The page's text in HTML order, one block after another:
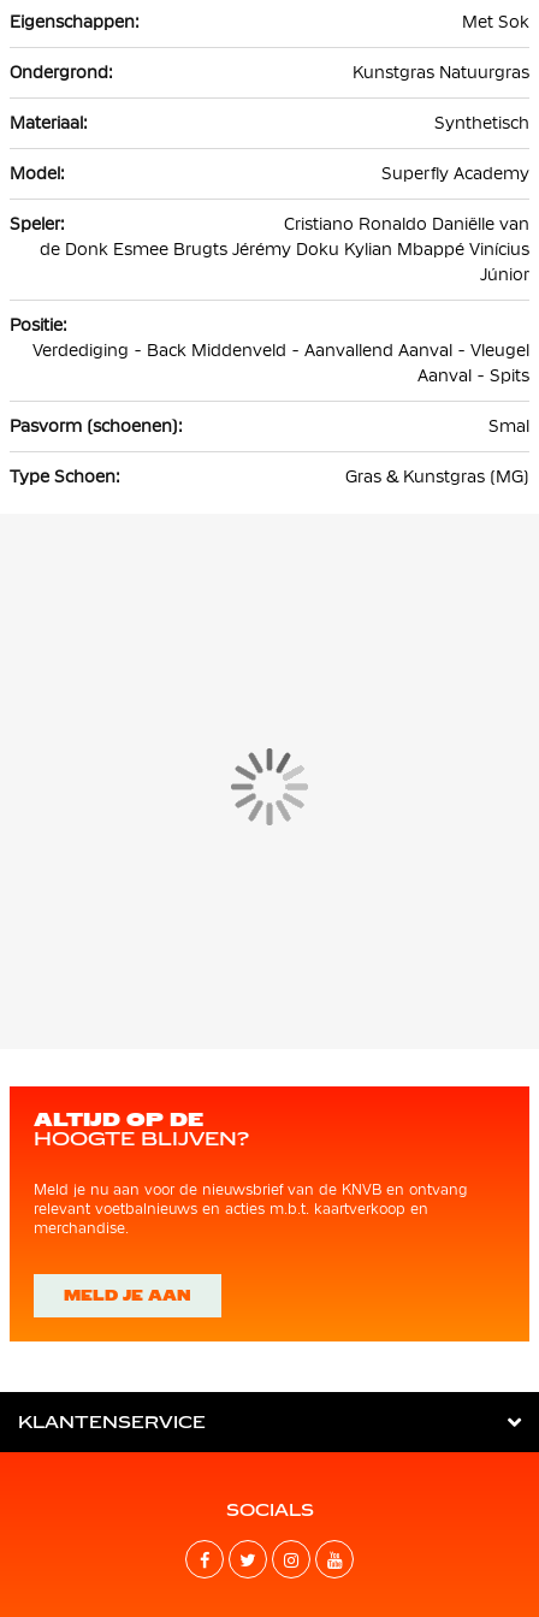
Met Sok
Kunstgras Natuurgras
Synthetisch
Superfly Academy
Cristiano Ronaldo Daniëlle van
de Donk Esmee Brugts Jérémy Doku Kylian Mbappé Vinícius
Júnior
Verdediging - Back Middenveld - Aanvallend Aanval - Vleugel
Aanval - Spits
Smal
Gras & Kunstgras (MG)
ALTIJD OP DE
HOOGTE BLIJVEN?
Meld je nu aan voor de nieuwsbrief van de KNVB en ontvang
relevant voetbalnieuws en acties m.b.t. kaartverkoop en
merchandise.
MELD JE AAN
KLANTENSERVICE
SOCIALS